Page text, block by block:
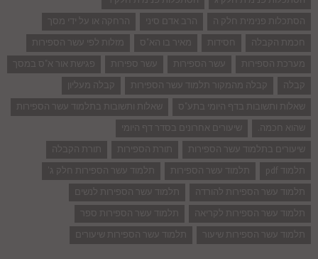
הסתכלות פנימית חלק ה
הרב אדם סיני
הרחקה או על ידי מסך
חכמת הקבלה
חסידות מאיר בו הא"ס
מזלות לפי עשר הספירות
מערכת הספירות
עשר הספירות עשר ספירות
פגישת אור א"ס במסך
קבלה
קבלה מהמקור תלמוד עשר הספירות
קבלה מעליון
שאלות ותשובות בדף היומי בתע"ס
שאלות ותשובות בתלמוד עשר הספירות
שהוא חכמה.
שיעורים אחרונים בסדר דף היומי
שיעורים בתלמוד עשר הספירות
תורת הספירות
תורת הקבלה
תלמוד pdf
תלמוד עשר הספירות
תלמוד עשר הספירות חלק ג'
תלמוד עשר הספירות להורדה
תלמוד עשר הספירות לנשים
תלמוד עשר הספירות לקריאה
תלמוד עשר הספירות ספר
תלמוד עשר הספירות שיעור
תלמוד עשר הספירות שיעורים